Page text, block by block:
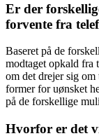
Er der
forvente fra
Baseret på de
modtaget opkald fra
om det drejer sig
former for uønsket
på de forskellige
Hvorfor er det